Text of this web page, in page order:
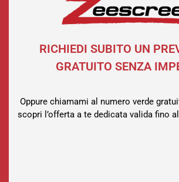
RICHIEDI SUBITO UN
GRATUITO SENZA
Oppure chiamami al numero verde
scopri l’offerta a te dedicata valida fino al